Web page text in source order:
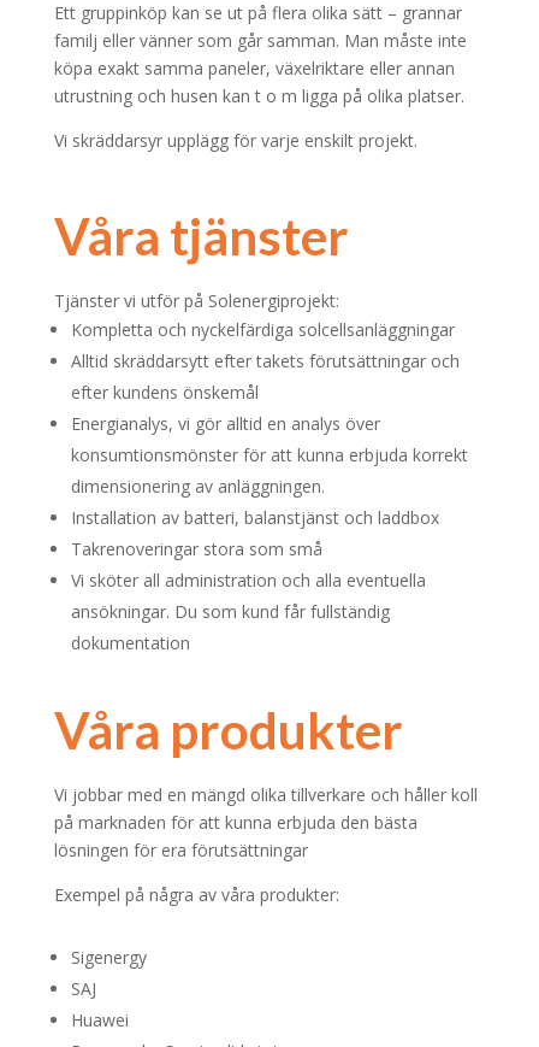
Ett gruppinköp kan se ut på flera olika sätt – grannar
familj eller vänner som går samman. Man måste inte
köpa exakt samma paneler, växelriktare eller annan
utrustning och husen kan t o m ligga på olika platser.
Vi skräddarsyr upplägg för varje enskilt projekt.
Våra tjänster
Tjänster vi utför på Solenergiprojekt:
Kompletta och nyckelfärdiga solcellsanläggningar
Alltid skräddarsytt efter takets förutsättningar och
efter kundens önskemål
Energianalys, vi gör alltid en analys över
konsumtionsmönster för att kunna erbjuda korrekt
dimensionering av anläggningen.
Installation av batteri, balanstjänst och laddbox
Takrenoveringar stora som små
Vi sköter all administration och alla eventuella
ansökningar. Du som kund får fullständig
dokumentation
Våra produkter
Vi jobbar med en mängd olika tillverkare och håller koll
på marknaden för att kunna erbjuda den bästa
lösningen för era förutsättningar
Exempel på några av våra produkter:
Sigenergy
SAJ
Huawei